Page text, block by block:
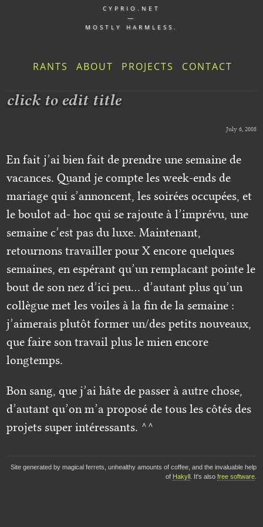
CYPRIO.NET
—
MOSTLY HARMLESS.
RANTS ABOUT PROJECTS CONTACT
click to edit title
July 6, 2008
En fait j’ai bien fait de prendre une semaine de
vacances. Quand je compte les week-ends de
mariage qui s’annoncent, les soirées occupées, et
le boulot ad- hoc qui se rajoute à l’imprévu, une
semaine c’est pas du luxe. Maintenant,
retournons travailler pour X encore quelques
semaines, en espérant qu’un remplacant pointe le
bout de son nez d’ici peu… d’autant plus qu’un
collègue met les voiles à la fin de la semaine :
j’aimerais plutôt former un/des petits nouveaux,
que faire son travail plus le mien encore
longtemps.
Bon sang, que j’ai hâte de passer à autre chose,
d’autant qu’on m’a proposé de tous les côtés des
projets super intéressants. ^^
Site generated by magical ferrets, unhealthy amounts of coffee, and the invaluable help
of Hakyll . It's also free software.